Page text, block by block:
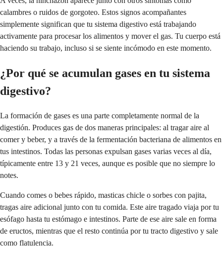
calambres o ruidos de gorgoteo. Estos signos acompañantes
simplemente significan que tu sistema digestivo está trabajando
activamente para procesar los alimentos y mover el gas. Tu cuerpo está
haciendo su trabajo, incluso si se siente incómodo en este momento.
¿Por qué se acumulan gases en tu sistema
digestivo?
La formación de gases es una parte completamente normal de la
digestión. Produces gas de dos maneras principales: al tragar aire al
comer y beber, y a través de la fermentación bacteriana de alimentos en
tus intestinos. Todas las personas expulsan gases varias veces al día,
típicamente entre 13 y 21 veces, aunque es posible que no siempre lo
notes.
Cuando comes o bebes rápido, masticas chicle o sorbes con pajita,
tragas aire adicional junto con tu comida. Este aire tragado viaja por tu
esófago hasta tu estómago e intestinos. Parte de ese aire sale en forma
de eructos, mientras que el resto continúa por tu tracto digestivo y sale
como flatulencia.